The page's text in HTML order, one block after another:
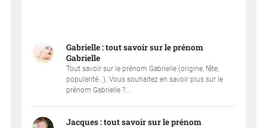
Gabrielle : tout savoir sur le prénom
Gabrielle
Tout savoir sur le prénom Gabrielle (origine, fête,
popularité…). Vous souhaitez en savoir plus sur le
prénom Gabrielle ?...
Jacques : tout savoir sur le prénom